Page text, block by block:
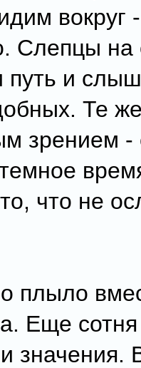
вокруг
Слепцы
путь и
Те
зрением -
что не
плыло
Еще
значения.